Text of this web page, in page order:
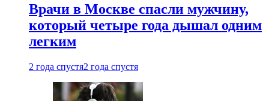
Врачи в Москве спасли мужчину,
который четыре года дышал одним
легким
2 года спустя2 года спустя